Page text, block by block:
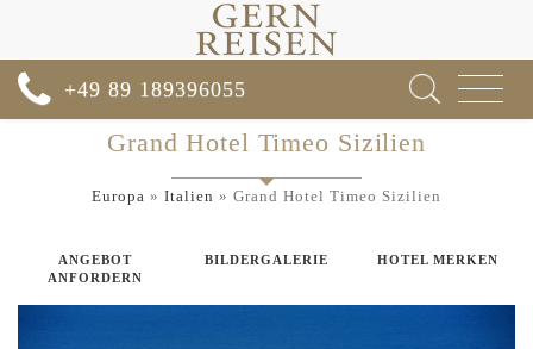
Toggle
+49 89 189396055
Grand Hotel Timeo Sizilien
Europa » Italien » Grand Hotel Timeo Sizilien
ANGEBOT
ANFORDERN
BILDERGALERIE HOTEL MERKEN